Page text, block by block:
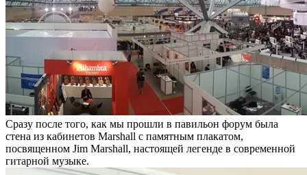
Сразу после того, как мы прошли в павильон форум была
стена из кабинетов Marshall с памятным плакатом,
посвященном Jim Marshall, настоящей легенде в современной
гитарной музыке.